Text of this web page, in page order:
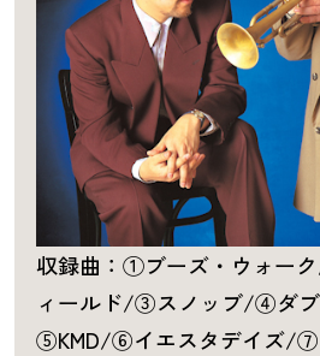
収録曲：①ブーズ・ウォー
ィールド/③スノッブ/④ダ
⑤KMD/⑥イエスタデイズ/